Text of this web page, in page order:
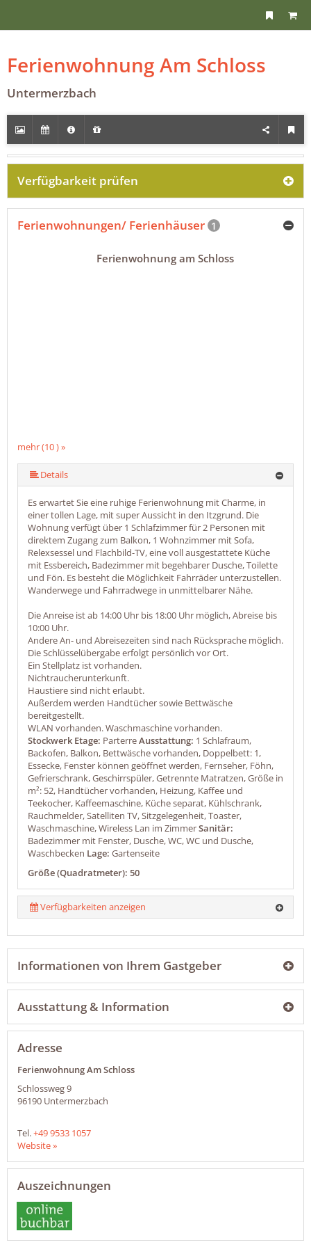
Ferienwohnung Am Schloss
Untermerzbach
Verfügbarkeit prüfen
Ferienwohnungen/ Ferienhäuser 1
mehr (10 ) »
mehr (10 ) »
mehr (10 ) »
mehr (10 ) »
mehr (10 ) »
mehr (10 ) »
mehr (10 ) »
Ferienwohnung am Schloss
Details
Es erwartet Sie eine ruhige Ferienwohnung mit Charme, in
einer tollen Lage, mit super Aussicht in den Itzgrund. Die
Wohnung verfügt über 1 Schlafzimmer für 2 Personen mit
direktem Zugang zum Balkon, 1 Wohnzimmer mit Sofa,
Relexsessel und Flachbild-TV, eine voll ausgestattete Küche
mit Essbereich, Badezimmer mit begehbarer Dusche, Toilette
und Fön. Es besteht die Möglichkeit Fahrräder unterzustellen.
Wanderwege und Fahrradwege in unmittelbarer Nähe.
Die Anreise ist ab 14:00 Uhr bis 18:00 Uhr möglich, Abreise bis
10:00 Uhr.
Andere An- und Abreisezeiten sind nach Rücksprache möglich.
Die Schlüsselübergabe erfolgt persönlich vor Ort.
Ein Stellplatz ist vorhanden.
Nichtraucherunterkunft.
Haustiere sind nicht erlaubt.
Außerdem werden Handtücher sowie Bettwäsche
bereitgestellt.
WLAN vorhanden. Waschmaschine vorhanden.
Stockwerk Etage: ParterreAusstattung: 1 Schlafraum,
Backofen, Balkon, Bettwäsche vorhanden, Doppelbett: 1,
Essecke, Fenster können geöffnet werden, Fernseher, Föhn,
Gefrierschrank, Geschirrspüler, Getrennte Matratzen, Größe in
m²: 52, Handtücher vorhanden, Heizung, Kaffee und
Teekocher, Kaffeemaschine, Küche separat, Kühlschrank,
Rauchmelder, Satelliten TV, Sitzgelegenheit, Toaster,
Waschmaschine, Wireless Lan im ZimmerSanitär:
Badezimmer mit Fenster, Dusche, WC, WC und Dusche,
Waschbecken Lage: Gartenseite
Größe (Quadratmeter): 50
Verfügbarkeiten anzeigen
Informationen von Ihrem Gastgeber
Ausstattung & Information
Adresse
Ferienwohnung Am Schloss
Schlossweg 9
96190 Untermerzbach
Tel.+49 9533 1057
Website »
Auszeichnungen